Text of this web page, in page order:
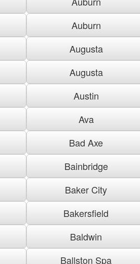
Auburn
Augusta
Augusta
Austin
Ava
Bad Axe
Bainbridge
Baker City
Bakersfield
Baldwin
Ballston Spa